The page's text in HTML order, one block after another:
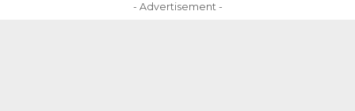
- Advertisement -